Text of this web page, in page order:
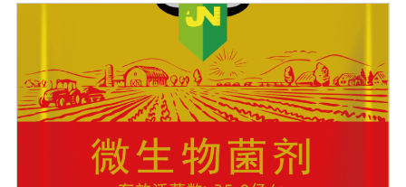
促进植物生长的作用。既能适用于各种粮食作物及蔬菜的
玉米、小麦、果树、土豆、红薯、辣椒、番茄、黄瓜丶韮
菜、甘蓝等瓜果、蔬菜。【注意事项】1.本品内含大量有
益活菌，不可与杀菌剂混合使用，用过农药 的喷雾器一定
要认真清洗后在喷菌剂。2.本品如与化肥混用，要现混现
用。【贮 存】于阴凉干燥处保存，避免阳光直射和雨淋
【保 质 期】24个月【性 状】粉剂【活 菌 数】≥200亿/克